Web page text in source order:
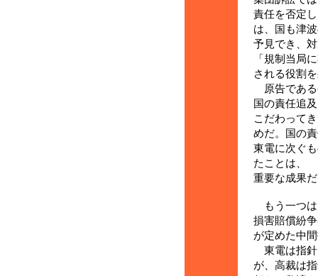
責任を否定
は、国も津
予見でき、
「規制当局
される役割
原告である
国の責任追
こだわって
めだ。国の
東電に次ぐ
たことは、
重要な成果
もう一つは
損害賠償紛
が定めた中
東電は指針
が、高裁は